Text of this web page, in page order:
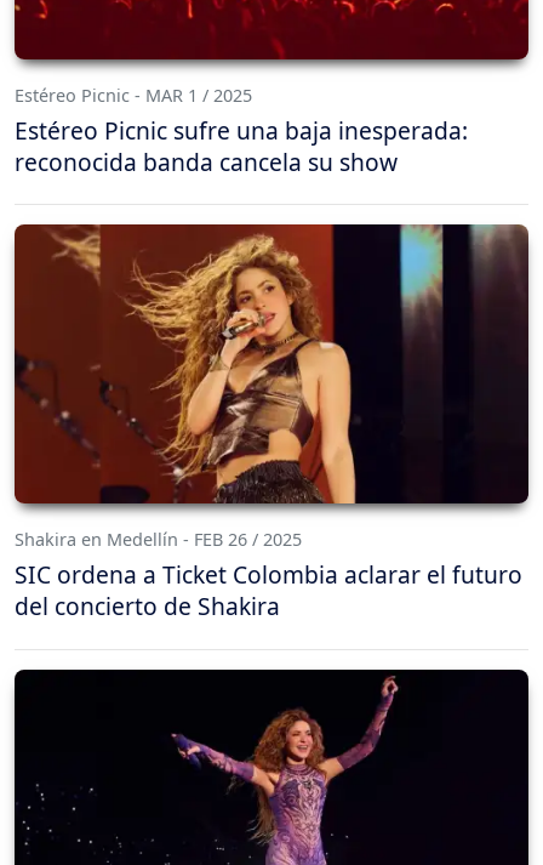
Estéreo Picnic - MAR 1 / 2025
Estéreo Picnic sufre una baja inesperada:
reconocida banda cancela su show
Shakira en Medellín - FEB 26 / 2025
SIC ordena a Ticket Colombia aclarar el futuro
del concierto de Shakira